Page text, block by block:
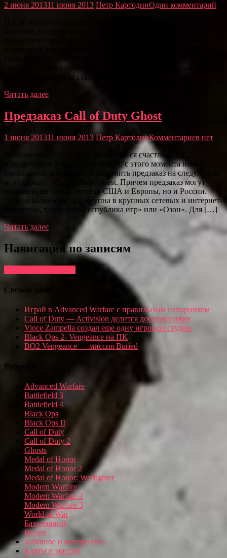
2 июня 201311 июня 2013 Петр КартодинОдин комментарий
сосредоточились на игре Call of Duty Ghost. При этом данная
игра никак не могла стать MW4, так как […]
Читать далее
Предзаказ Call of Duty Ghost
1 июня 201311 июня 2013 Петр КартодинКомментариев нет
Поклонники Call of Duty, являющиеся счастливыми
обладателями XBox и Play Station, с этого момента имеют
уникальную возможность оформить предзаказ на следующую
игру серии — Call of Duty Ghost. Причем предзаказ могут
оформить не только жители США и Европы, но и России.
Данная возможность доступна в крупных сетевых и интернет-
магазинах, таких как «Республика игр» или «Озон». Для […]
Читать далее
Навигация по записям
Свежие записи
Играй в Advanced Warfare с правильным напарником
Call of Duty — Activision делится достижениями
Vince Zampella создал еще одну игровую студию
Black Ops 2- Vengeance на ПК
BO2 Vengeance — миссия Buried
Рубрики
Advanced Warfare
Battlefield 3
Battlefield 4
Black Ops
Black Ops II
Call of Duty
Call of Duty 2
Ghosts
Medal of Honor
Medal of Honor 2
Medal of Honor: Warfighter
Modern Warfare
Modern Warfare 2
Modern Warfare 3
World of War
База знаний
Видео
Забавное и интересное
Карты и миссии